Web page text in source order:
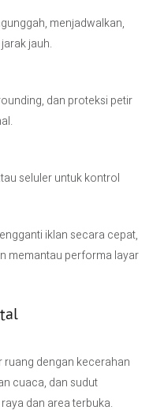
menjadwalkan,
jauh.
dan proteksi petir
seluler untuk kontrol
iklan secara cepat,
memantau performa layar
ruang dengan kecerahan
cuaca, dan sudut
dan area terbuka.